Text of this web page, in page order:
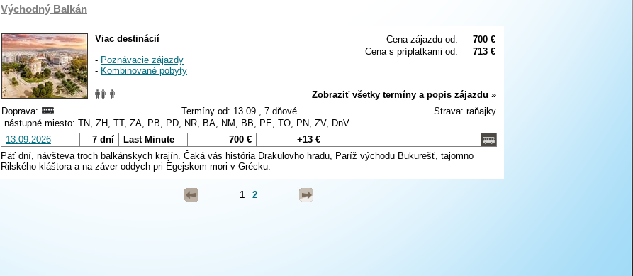
Východný Balkán
Cena zájazdu od:
700 €
Cena s príplatkami od:
713 €
Viac destinácií
- Poznávacie zájazdy
- Kombinované pobyty
Zobraziť všetky termíny a popis zájazdu »
Doprava:
Termíny od: 13.09., 7 dňové
Strava: raňajky
nástupné miesto: TN, ZH, TT, ZA, PB, PD, NR, BA, NM, BB, PE, TO, PN, ZV, DnV
13.09.2026
7 dní Last Minute 700 €
+13 €
Päť dní, návšteva troch balkánskych krajín. Čaká vás história Drakulovho hradu, Paríž východu Bukurešť, tajomno
Rilského kláštora a na záver oddych pri Egejskom mori v Grécku.
1 2